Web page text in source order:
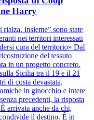
Harry
Insieme” sono state
nei territori interessati
cura del territorio» Dal
del tessuto
in un progetto concreto.
Sicilia tra il 19 e il 21
di costa devastata,
in ginocchio e intere
precedenti, la risposta
arrivata anche da chi,
il destino. È in